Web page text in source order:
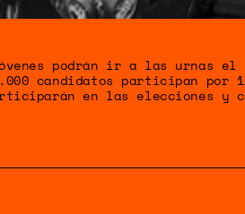
podrán ir a las urnas el
candidatos participan por
en las elecciones y